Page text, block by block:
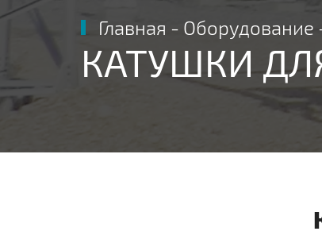
Главная - Оборудование
КАТУШКИ